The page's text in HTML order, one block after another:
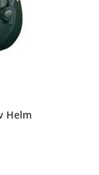
Helm